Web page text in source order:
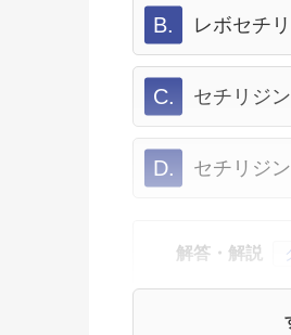
B. レボセチ
C. セチリジ
D. セチリジ
解答・解説